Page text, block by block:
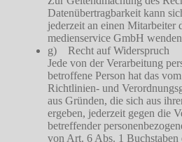
Datenübertragbarkeit kann
jederzeit an einen Mitarbeiter
medienservice GmbH
g) Recht auf Widerspruch
Jede von der Verarbeitung
betroffene Person hat das
Richtlinien- und
aus Gründen, die sich aus
ergeben, jederzeit gegen die
betreffender
von Art. 6 Abs. 1